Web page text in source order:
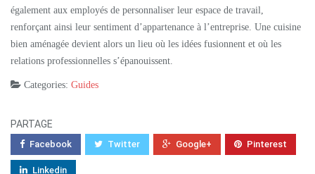
également aux employés de personnaliser leur espace de travail,
renforçant ainsi leur sentiment d’appartenance à l’entreprise. Une cuisine
bien aménagée devient alors un lieu où les idées fusionnent et où les
relations professionnelles s’épanouissent.
Categories: Guides
PARTAGE
Facebook Twitter Google+ Pinterest
Linkedin